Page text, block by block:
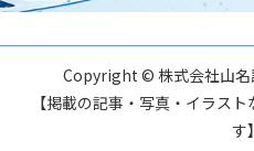
Copyright © 株式会社山
【掲載の記事・写真・イラス
す】